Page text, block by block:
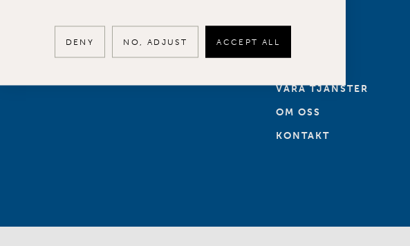
SÄLJA
VÅRA TJÄNSTER
OM OSS
KONTAKT
DENY NO, ADJUST ACCEPT ALL